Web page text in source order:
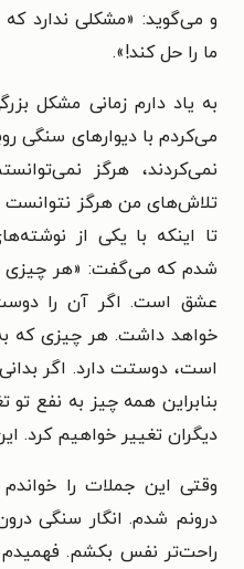
و می‌گوید: «مشکلی ندارد
ما را حل کند!».
به یاد دارم زمانی مشکل
می‌کردم با دیوارهای سنگی
نمی‌کردند، هرگز
تلاش‌های من هرگز نتوانست
تا اینکه با یکی از
شدم که می‌گفت: «هر چیزی که
عشق است. اگر آن را
خواهد داشت. هر چیزی که
است، دوستت دارد. اگر
بنابراین همه چیز به نفع
دیگران تغییر خواهیم کرد.
وقتی این جملات را
درونم شدم. انگار سنگی
راحت‌تر نفس بکشم. فهمیدم